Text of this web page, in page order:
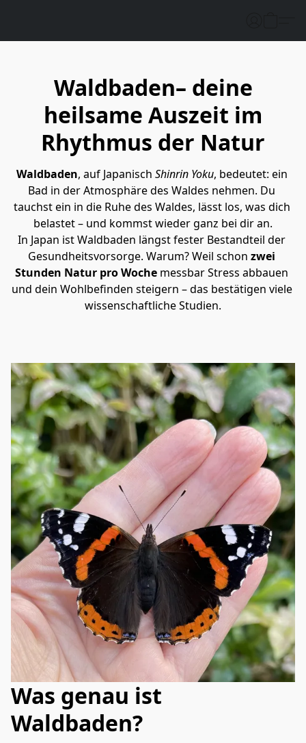
Waldbaden– deine
heilsame Auszeit im
Rhythmus der Natur
Waldbaden, auf Japanisch Shinrin Yoku, bedeutet: ein
Bad in der Atmosphäre des Waldes nehmen. Du
tauchst ein in die Ruhe des Waldes, lässt los, was dich
belastet – und kommst wieder ganz bei dir an.
In Japan ist Waldbaden längst fester Bestandteil der
Gesundheitsvorsorge. Warum? Weil schon zwei
Stunden Natur pro Woche messbar Stress abbauen
und dein Wohlbefinden steigern – das bestätigen viele
wissenschaftliche Studien.
Was genau ist
Waldbaden?